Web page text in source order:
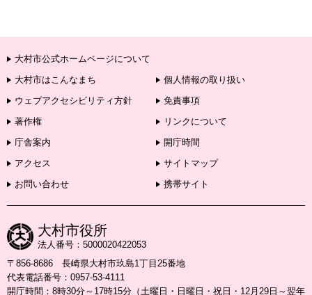
大村市公式ホームページについて
大村市はこんなまち
個人情報の取り扱い
ウェブアクセシビリティ方針
免責事項
著作権
リンクについて
庁舎案内
開庁時間
アクセス
サイトマップ
お問い合わせ
携帯サイト
大村市役所
法人番号：5000020422053
〒856-8686 長崎県大村市玖島1丁目25番地
代表電話番号：0957-53-4111
開庁時間：8時30分～17時15分（土曜日・日曜日・祝日・12月29日～翌年